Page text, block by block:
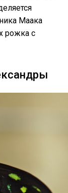
Маака
рожка с